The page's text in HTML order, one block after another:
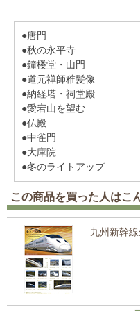
●唐門
●秋の永平寺
●鐘楼堂・山門
●道元禅師稚髪像
●納経塔・祠堂殿
●愛宕山を望む
●仏殿
●中雀門
●大庫院
●冬のライトアップ
この商品を買った人はこ
九州新幹